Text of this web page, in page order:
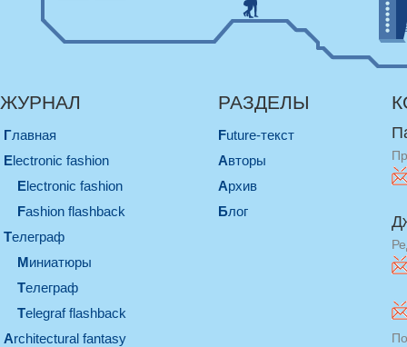
ЖУРНАЛ
Главная
electronic fashion
electronic fashion
Fashion flashback
телеграф
миниатюры
телеграф
Telegraf flashback
architectural fantasy
РАЗДЕЛЫ
Future-текст
Авторы
Архив
Блог